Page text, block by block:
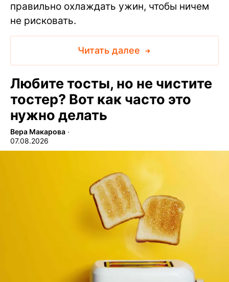
правильно охлаждать ужин, чтобы ничем
не рисковать.
Читать далее
Любите тосты, но не чистите
тостер? Вот как часто это
нужно делать
Вера Макарова ∙
07.08.2026